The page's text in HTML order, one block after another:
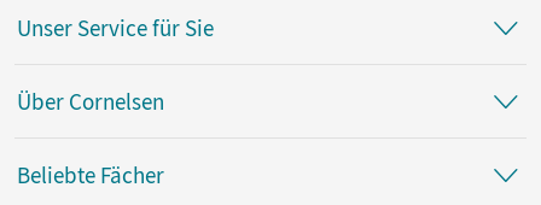
Unser Service für Sie
Über Cornelsen
Beliebte Fächer